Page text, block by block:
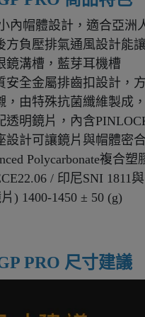
內帽體設計，適合亞洲
方負壓排氣通風設計能
鏡溝槽，藍芽耳機槽
安全金屬排齒扣設計，
，由特殊抗菌纖維製成
透明鏡片，內含
設計可讓鏡片與帽體密
Polycarbonate複合
/ 印尼SNI 1811
) 1400-1450 ± 50 (g)
PRO 尺寸建議